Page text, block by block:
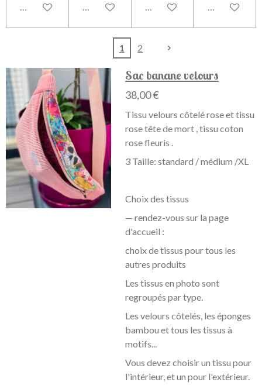
Voir les détails Voir les détails Voir les détails Voir les
1 2
Sac banane velours
38,00 €
Tissu velours côtelé rose et tissu
rose tête de mort , tissu coton
rose fleuris .
3 Taille: standard / médium /XL
Choix des tissus
— rendez-vous sur la page
d'accueil :
choix de tissus pour tous les
autres produits
Les tissus en photo sont
regroupés par type.
Les velours côtelés, les éponges
bambou et tous les tissus à
motifs...
Vous devez choisir un tissu pour
l'intérieur, et un pour l'extérieur.